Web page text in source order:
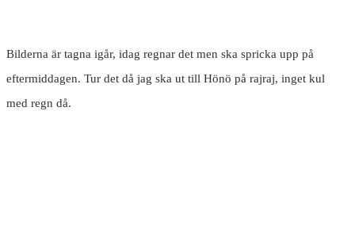
Bilderna är tagna igår, idag regnar det men ska spricka upp på
eftermiddagen. Tur det då jag ska ut till Hönö på rajraj, inget kul
med regn då.